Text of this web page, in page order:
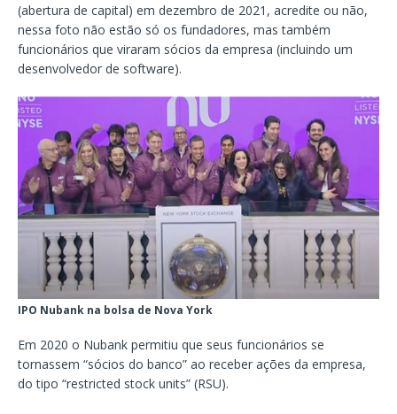
(abertura de capital) em dezembro de 2021, acredite ou não,
nessa foto não estão só os fundadores, mas também
funcionários que viraram sócios da empresa (incluindo um
desenvolvedor de software).
IPO Nubank na bolsa de Nova York
Em 2020 o Nubank permitiu que seus funcionários se
tornassem “sócios do banco” ao receber ações da empresa,
do tipo “restricted stock units” (RSU).